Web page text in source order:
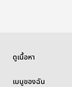
ดูเนื้อหา
เมนูของฉัน